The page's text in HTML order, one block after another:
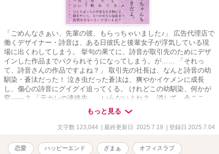
「ごめんなさぁい、先輩の彼、もらっちゃいました♪」 広告代理店で
働くデザイナー・詩音は、ある日彼氏と後輩女子が浮気している現
場に出くわしてしまう。 挙句の果てに、詩音が取引先のためにデザ
インした作品までパクられそうになってしまう。が…… 「それっ
て、詩音さんの作品ですよね？」 取引先の社長は、なんと詩音の幼
馴染・蒼汰だった！ 泣き虫だった蒼汰は、爽やかイケメンに成長
し、傷心の詩音にグイグイ迫ってくる。 けれどこの幼馴染、何かが
変――？ 「元カレの連絡先……いらないよね？ 消して。今ここ
で」 「僕をこんな風にしたのは……しーちゃんだよ」 爽やかな顔を
しているけど、中身は激重執着ヤンデレ化しており、あらゆる手を
使ってヒロインを囲い込もうとする年下ヤバヒーローと、お仕事に
もっと見る
文字数 123,044 | 最終更新日 2025.7.19 | 登録日 2025.7.04
恋愛 ハッピーエンド ざまぁ オフィスラブ